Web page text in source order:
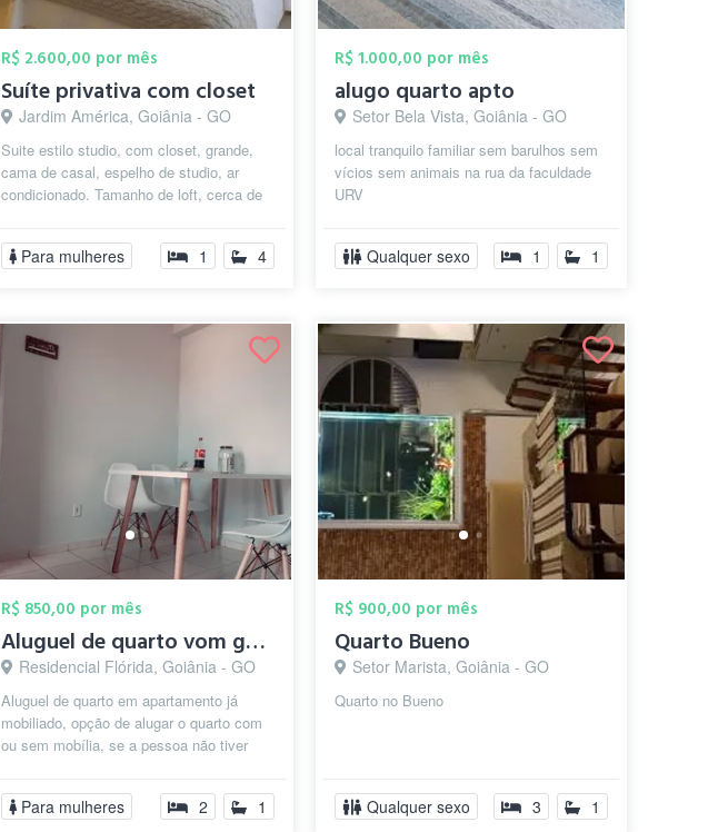
R$ 2.600,00 por mês
Suíte privativa com closet
Jardim América, Goiânia - GO
Suite estilo studio, com closet, grande,
cama de casal, espelho de studio, ar
condicionado. Tamanho de loft, cerca de
Para mulheres 1 4
R$ 1.000,00 por mês
alugo quarto apto
Setor Bela Vista, Goiânia - GO
local tranquilo familiar sem barulhos sem
vícios sem animais na rua da faculdade
URV
Qualquer sexo 1 1
R$ 850,00 por mês
Aluguel de quarto vom garagem
Residencial Flórida, Goiânia - GO
Aluguel de quarto em apartamento já
mobiliado, opção de alugar o quarto com
ou sem mobília, se a pessoa não tiver
Para mulheres 2 1
R$ 900,00 por mês
Quarto Bueno
Setor Marista, Goiânia - GO
Quarto no Bueno
Qualquer sexo 3 1